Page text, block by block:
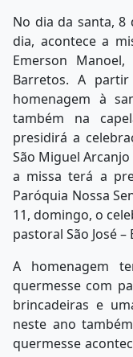
No dia da santa,
dia, acontece a
Emerson
Barretos. A
homenagem à
também na
presidirá a
São Miguel
a missa terá a
Paróquia Nossa
11, domingo, o
pastoral São José –
A homenagem
quermesse com
brincadeiras e
neste ano
quermesse